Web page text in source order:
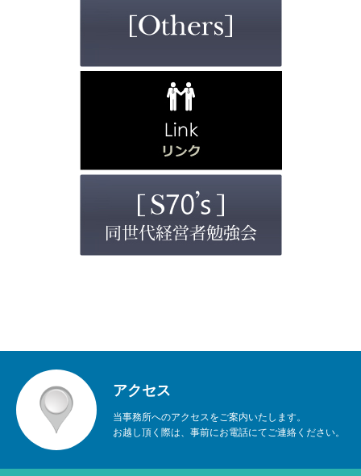
アクセス
当事務所へのアクセスをご案内いたします。
お越し頂く際は、事前にお電話にてご連絡ください。